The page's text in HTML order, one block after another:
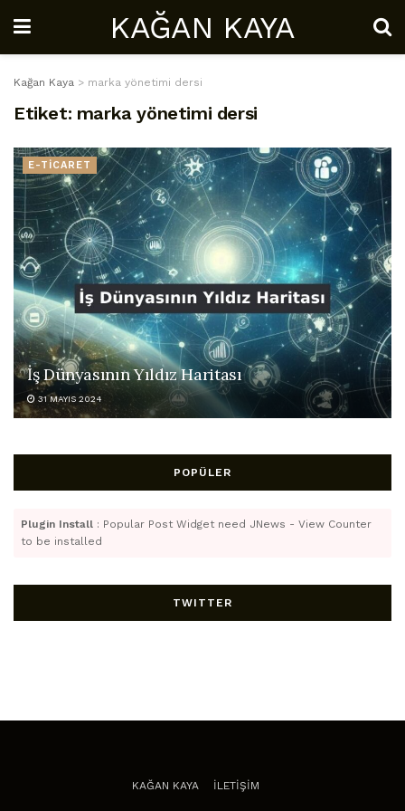
KAĞAN KAYA
Kağan Kaya > marka yönetimi dersi
Etiket: marka yönetimi dersi
E-TİCARET
İş Dünyasının Yıldız Haritası
31 MAYIS 2024
POPÜLER
Plugin Install : Popular Post Widget need JNews - View Counter
to be installed
TWITTER
KAĞAN KAYA İLETİŞİM